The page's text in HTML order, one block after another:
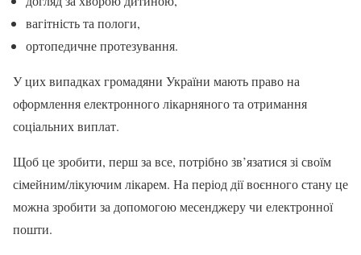
вагітність та пологи,
ортопедичне протезування.
У цих випадках громадяни України мають право на
оформлення електронного лікарняного та отримання
соціальних виплат.
Щоб це зробити, перш за все, потрібно зв’язатися зі своїм
сімейним/лікуючим лікарем. На період дії воєнного стану це
можна зробити за допомогою месенджеру чи електронної
пошти.